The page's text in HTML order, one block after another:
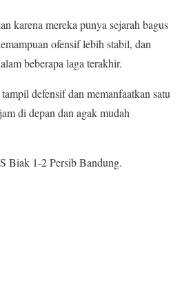
karena mereka punya sejarah bagus
ofensif lebih stabil, dan
beberapa laga terakhir.
defensif dan memanfaatkan satu
di depan dan agak mudah
Biak 1-2 Persib Bandung.